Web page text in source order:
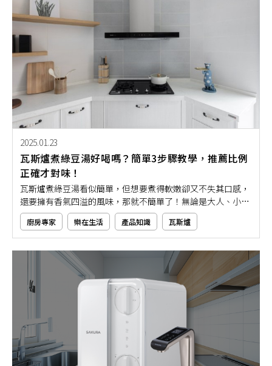
2025.01.23
瓦斯爐煮綠豆湯好喝嗎？簡單3步驟教學，推薦比例
正確才對味！
瓦斯爐煮綠豆湯看似簡單，但想要煮得軟嫩卻又不失其口感，
還要擁有香氣四溢的風味，那就不簡單了！無論是大人、小孩
都喜歡的消暑聖品「綠豆湯」，再搭配上紅豆、薏仁、珍珠等
不同配料，最後加上挫冰，即可華麗變身成一碗冰涼消暑甜
品。如果你對於綠豆湯煮法還不是很了解的話，那就快跟著本
文的推薦步驟教學製作，讓你在家僅用瓦斯爐即可輕鬆完成好
吃又解暑的美味綠豆湯！
廚房專家 樂在生活 產品知識 瓦斯爐